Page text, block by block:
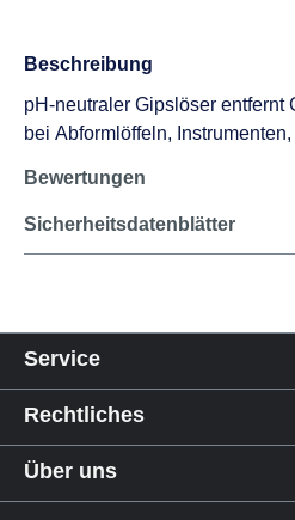
Beschreibung
pH-neutraler Gipslöser entfernt
bei Abformlöffeln,
Bewertungen
Sicherheitsdatenblätter
Service
Rechtliches
Über uns